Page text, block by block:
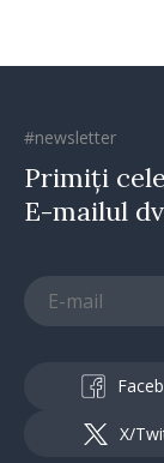
#newsletter
Primiți
E-mailul
X/